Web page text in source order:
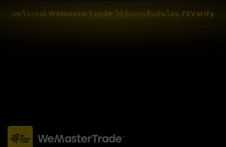
บทวิจารณ์ WeMasterTrade ได้รับการยืนยันโดย FXVerify